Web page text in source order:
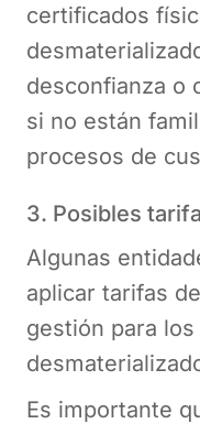
certificados
desconfianza o
si no están
procesos de
3. Posibles
Algunas
aplicar tarifas
gestión para los
Es importante